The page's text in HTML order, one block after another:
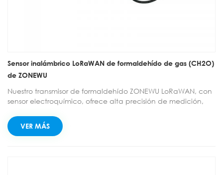
Sensor inalámbrico LoRaWAN de formaldehído de gas (CH2O)
de ZONEWU
Nuestro transmisor de formaldehído ZONEWU LoRaWAN, con
sensor electroquímico, ofrece alta precisión de medición,
Con una resolución de 0,01 ppm, permite un monitoreo
continuo en línea 24/7. Ideal para sistemas domésticos
VER MÁS